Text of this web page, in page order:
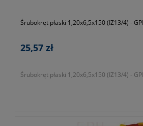
Śrubokręt płaski 1,20x6,5x150 (IZ13/4) -
25,57 zł
Śrubokręt płaski 1,20x6,5x150 (IZ13/4) -